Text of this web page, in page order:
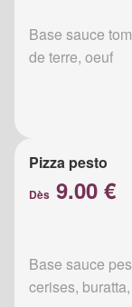
Base sauce
de terre, oeuf
Pizza pesto
Dès 9.00 €
Base sauce
cerises,